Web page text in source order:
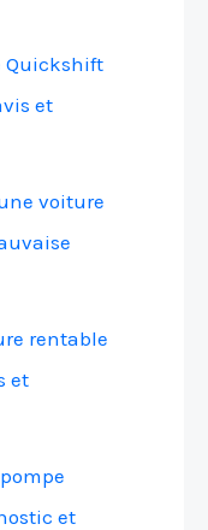
Quickshift
et
voiture
rentable
et
et